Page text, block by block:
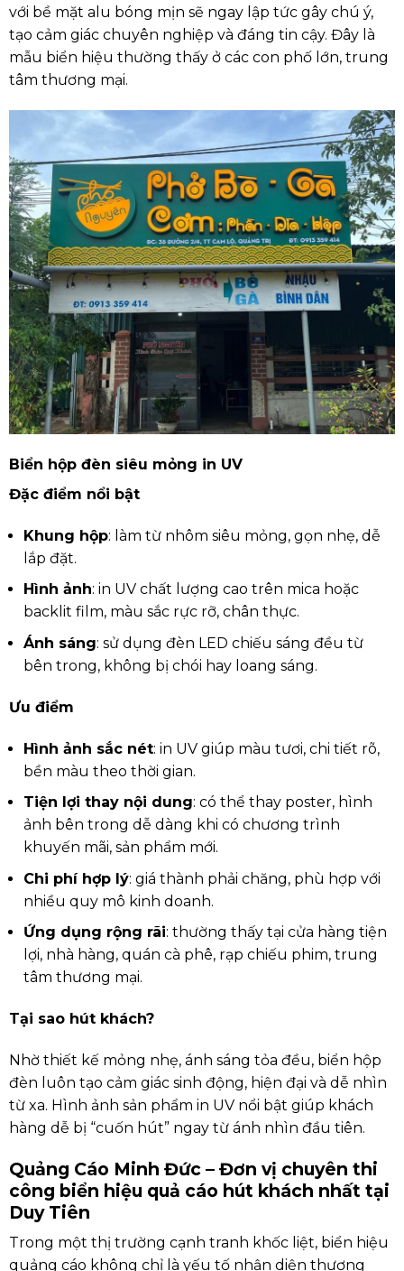
với bề mặt alu bóng mịn sẽ ngay lập tức gây chú ý,
tạo cảm giác chuyên nghiệp và đáng tin cậy. Đây là
mẫu biển hiệu thường thấy ở các con phố lớn, trung
tâm thương mại.
Biển hộp đèn siêu mỏng in UV
Đặc điểm nổi bật
Khung hộp: làm từ nhôm siêu mỏng, gọn nhẹ, dễ
lắp đặt.
Hình ảnh: in UV chất lượng cao trên mica hoặc
backlit film, màu sắc rực rỡ, chân thực.
Ánh sáng: sử dụng đèn LED chiếu sáng đều từ
bên trong, không bị chói hay loang sáng.
Ưu điểm
Hình ảnh sắc nét: in UV giúp màu tươi, chi tiết rõ,
bền màu theo thời gian.
Tiện lợi thay nội dung: có thể thay poster, hình
ảnh bên trong dễ dàng khi có chương trình
khuyến mãi, sản phẩm mới.
Chi phí hợp lý: giá thành phải chăng, phù hợp với
nhiều quy mô kinh doanh.
Ứng dụng rộng rãi: thường thấy tại cửa hàng tiện
lợi, nhà hàng, quán cà phê, rạp chiếu phim, trung
tâm thương mại.
Tại sao hút khách?
Nhờ thiết kế mỏng nhẹ, ánh sáng tỏa đều, biển hộp
đèn luôn tạo cảm giác sinh động, hiện đại và dễ nhìn
từ xa. Hình ảnh sản phẩm in UV nổi bật giúp khách
hàng dễ bị “cuốn hút” ngay từ ánh nhìn đầu tiên.
Quảng Cáo Minh Đức – Đơn vị chuyên thi
công biển hiệu quả cáo hút khách nhất tại
Duy Tiên
Trong một thị trường cạnh tranh khốc liệt, biển hiệu
quảng cáo không chỉ là yếu tố nhận diện thương